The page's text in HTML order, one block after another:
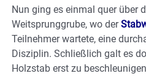
Nun ging es einmal quer über
Weitsprunggrube, wo der
Teilnehmer wartete, eine
Disziplin. Schließlich galt es
Holzstab erst zu